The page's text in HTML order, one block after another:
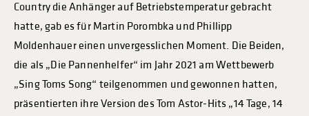
Country die Anhänger auf Betriebstemperatur gebracht
hatte, gab es für Martin Porombka und Phillipp
Moldenhauer einen unvergesslichen Moment. Die Beiden,
die als „Die Pannenhelfer“ im Jahr 2021 am Wettbewerb
„Sing Toms Song“ teilgenommen und gewonnen hatten,
präsentierten ihre Version des Tom Astor-Hits „14 Tage, 14